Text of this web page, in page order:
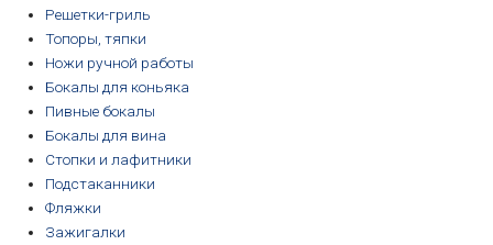
Решетки-гриль
Топоры, тяпки
Ножи ручной работы
Бокалы для коньяка
Пивные бокалы
Бокалы для вина
Стопки и лафитники
Подстаканники
Фляжки
Зажигалки